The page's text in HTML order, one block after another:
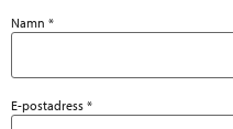
Namn *
E-postadress *